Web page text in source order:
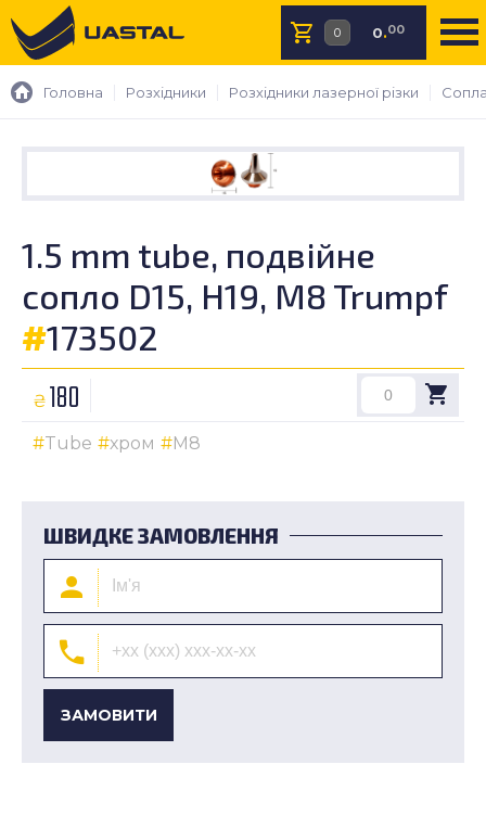
0.00
Головна Розхідники Розхідники лазерної різки
1.5 mm tube, подвійне
сопло D15, H19, M8 Trumpf
#173502
₴ 180
Tube хром M8
ШВИДКЕ ЗАМОВЛЕННЯ
ЗАМОВИТИ